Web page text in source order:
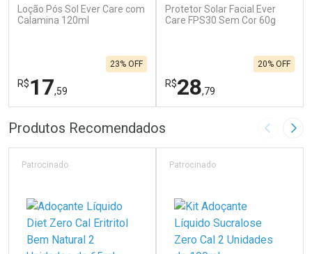
Loção Pós Sol Ever Care com
Calamina 120ml
R$17,59
23% OFF
FECHAR
Laboratório
FECHAR
Por Menos
Protetor Solar Facial Ever
Care FPS30 Sem Cor 60g
R$28,79
20% OFF
Laboratório
Por Menos
Produtos Recomendados Imagem
Patrocinado Patrocinado